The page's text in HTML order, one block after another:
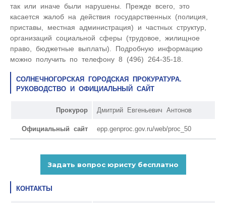
так или иначе были нарушены. Прежде всего, это
касается жалоб на действия государственных (полиция,
приставы, местная администрация) и частных структур,
организаций социальной сферы (трудовое, жилищное
право, бюджетные выплаты). Подробную информацию
можно получить по телефону 8 (496) 264-35-18.
СОЛНЕЧНОГОРСКАЯ ГОРОДСКАЯ ПРОКУРАТУРА.
РУКОВОДСТВО И ОФИЦИАЛЬНЫЙ САЙТ
Прокурор Дмитрий Евгеньевич Антонов
Официальный сайт epp.genproc.gov.ru/web/proc_50
КОНТАКТЫ